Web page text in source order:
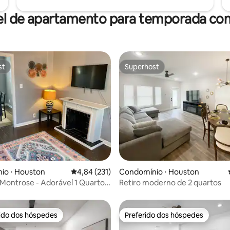
de apartamento para temporada
de 5, 186 avaliações
⋅ Houston 4,84 de uma avaliação média de 5, 231
4,84 (231)
- Adorável 1 Quarto
Superhost
Superhost
Condomínio ⋅ Houston
Retiro moderno de 2 quartos
preferidos dos hóspedes
dos hóspedes Preferido dos hóspedes
Preferido dos hóspedes